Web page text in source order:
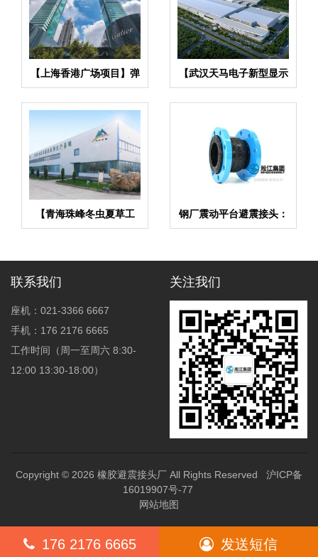
【上海香港广场项目】弹
簧减震器合同
【武汉天马电子新型显示
产业中心】废水系统橡胶
接头合同
【青海珠峰冬虫夏草工
厂】金属软管合同
钢厂震动平台避震接头：
多层缓冲设计，应对高频
联系我们
座机：021-3366 6667
手机：176 2176 6665
工作时间（周一至周六 8:30-
12:00 13:30-18:00）
关注我们
Copyright © 2026 橡胶避震接头厂 All Rights Reserved 沪ICP备
16019907号-77
网站地图
176 2176 6665 发送短信